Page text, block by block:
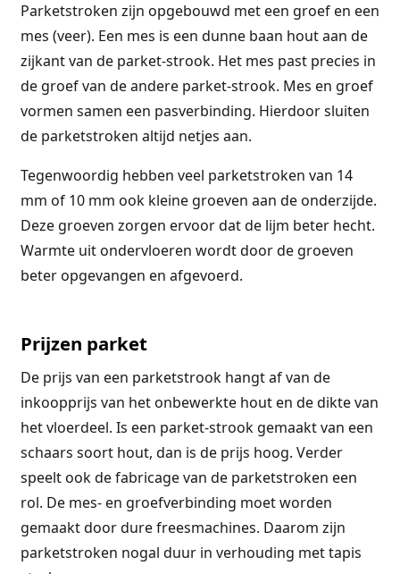
Parketstroken zijn opgebouwd met een groef en een
mes (veer). Een mes is een dunne baan hout aan de
zijkant van de parket-strook. Het mes past precies in
de groef van de andere parket-strook. Mes en groef
vormen samen een pasverbinding. Hierdoor sluiten
de parketstroken altijd netjes aan.
Tegenwoordig hebben veel parketstroken van 14
mm of 10 mm ook kleine groeven aan de onderzijde.
Deze groeven zorgen ervoor dat de lijm beter hecht.
Warmte uit ondervloeren wordt door de groeven
beter opgevangen en afgevoerd.
Prijzen parket
De prijs van een parketstrook hangt af van de
inkoopprijs van het onbewerkte hout en de dikte van
het vloerdeel. Is een parket-strook gemaakt van een
schaars soort hout, dan is de prijs hoog. Verder
speelt ook de fabricage van de parketstroken een
rol. De mes- en groefverbinding moet worden
gemaakt door dure freesmachines. Daarom zijn
parketstroken nogal duur in verhouding met tapis